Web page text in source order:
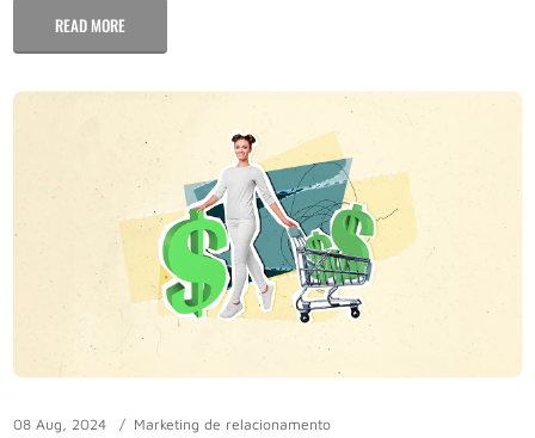
READ MORE
08 Aug, 2024 Marketing de relacionamento